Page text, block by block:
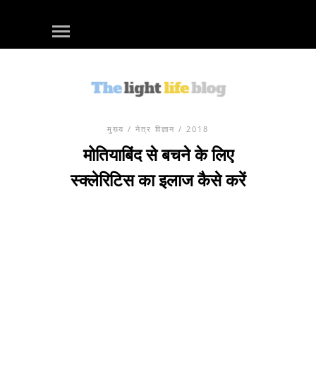
मुख्य / नेत्र विज्ञान / 2018
मोतियाबिंद से बचने के लिए
स्क्लेरिटिस का इलाज कैसे करें